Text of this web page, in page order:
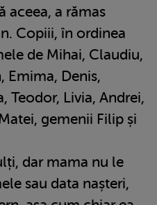
aceea, a rămas
Copiii, în ordinea
de Mihai, Claudiu,
Emima, Denis,
Teodor, Livia, Andrei,
gemenii Filip și
dar mama nu le
sau data nașteri,